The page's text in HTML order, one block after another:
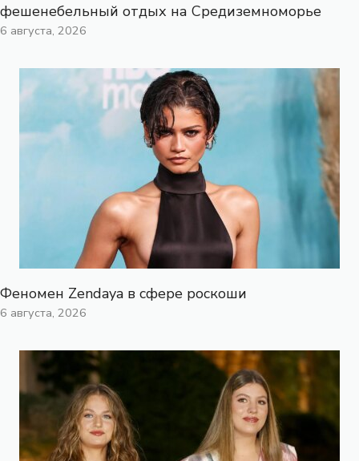
фешенебельный отдых на Средиземноморье
6 августа, 2026
Феномен Zendaya в сфере роскоши
6 августа, 2026